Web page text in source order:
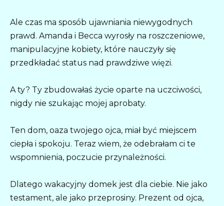
Ale czas ma sposób ujawniania niewygodnych
prawd. Amanda i Becca wyrosły na roszczeniowe,
manipulacyjne kobiety, które nauczyły się
przedkładać status nad prawdziwe więzi.
A ty? Ty zbudowałaś życie oparte na uczciwości,
nigdy nie szukając mojej aprobaty.
Ten dom, oaza twojego ojca, miał być miejscem
ciepła i spokoju. Teraz wiem, że odebrałam ci te
wspomnienia, poczucie przynależności.
Dlatego wakacyjny domek jest dla ciebie. Nie jako
testament, ale jako przeprosiny. Prezent od ojca,